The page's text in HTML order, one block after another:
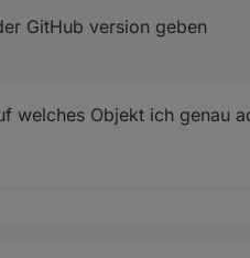
GitHub version geben
welches Objekt ich genau